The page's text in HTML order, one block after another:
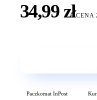
34,99 złCENA
Paczkomat InPost